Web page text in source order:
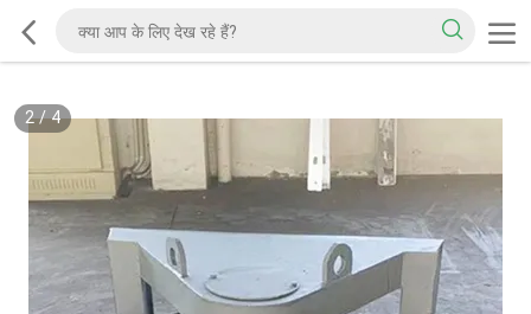
2/4